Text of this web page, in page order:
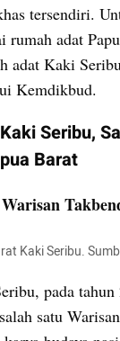
tersendiri.
rumah adat
adat Kaki
Kemdikbud.
Seribu,
Barat
Kaki Seribu.
pada
satu